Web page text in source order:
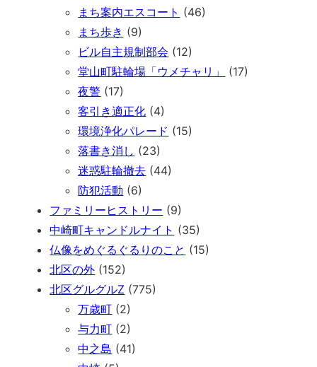
まち案内エスコート (46)
まち歩き (9)
ビル自主規制部会 (12)
堂山町駐輪場「ウメチャリ」
(17)
夜警 (17)
客引き適正化 (4)
環境浄化パレード (15)
落書き消し (23)
迷惑駐輪撤去 (44)
防犯活動 (6)
ファミリーヒストリー (9)
中崎町キャンドルナイト (35)
仏像をめぐるぐるりのこと (15)
北区の外 (152)
北区グルグルZ (775)
万歳町 (2)
与力町 (2)
中之島 (41)